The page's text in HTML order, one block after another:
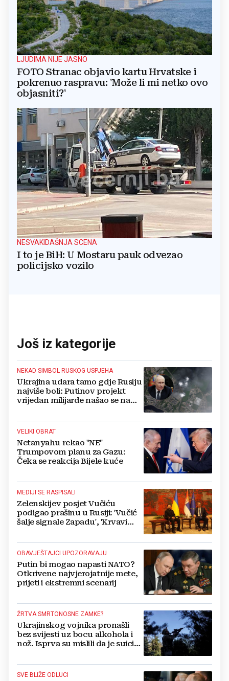
LJUDIMA NIJE JASNO
FOTO Stranac objavio kartu Hrvatske i
pokrenuo raspravu: 'Može li mi netko ovo
objasniti?'
NESVAKIDAŠNJA SCENA
I to je BiH: U Mostaru pauk odvezao
policijsko vozilo
Još iz kategorije
NEKAD SIMBOL RUSKOG USPJEHA
Ukrajina udara tamo gdje Rusiju
najviše boli: Putinov projekt
vrijedan milijarde našao se na
VELIKI OBRAT
Netanyahu rekao "NE"
Trumpovom planu za Gazu:
Čeka se reakcija Bijele kuće
MEDIJI SE RASPISALI
Zelenskijev posjet Vučiću
podigao prašinu u Rusiji: 'Vučić
šalje signale Zapadu', 'Krvavi
OBAVJEŠTAJCI UPOZORAVAJU
Putin bi mogao napasti NATO?
Otkrivene najvjerojatnije mete,
prijeti i ekstremni scenarij
ŽRTVA SMRTONOSNE ZAMKE?
Ukrajinskog vojnika pronašli
bez svijesti uz bocu alkohola i
nož. Isprva su mislili da je suicid,
SVE BLIŽE ODLUCI